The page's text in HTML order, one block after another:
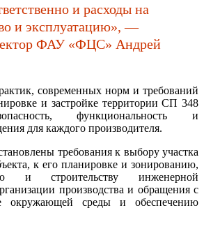
и расходы на
и эксплуатацию», —
ФАУ «ФЦС» Андрей
современных норм и требований
и застройке территории СП 348
функциональность и
для каждого производителя.
требования к выбору участка
к его планировке и зонированию,
и строительству инженерной
производства и обращения с
окружающей среды и обеспечению